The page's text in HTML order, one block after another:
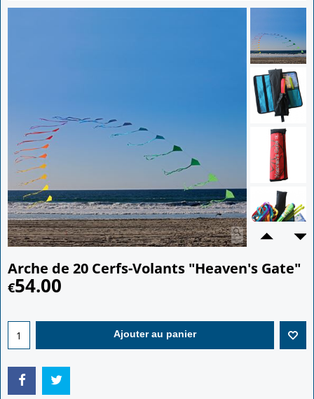
Arche de 20 Cerfs-Volants "Heaven's Gate"
€54.00
Ajouter au panier